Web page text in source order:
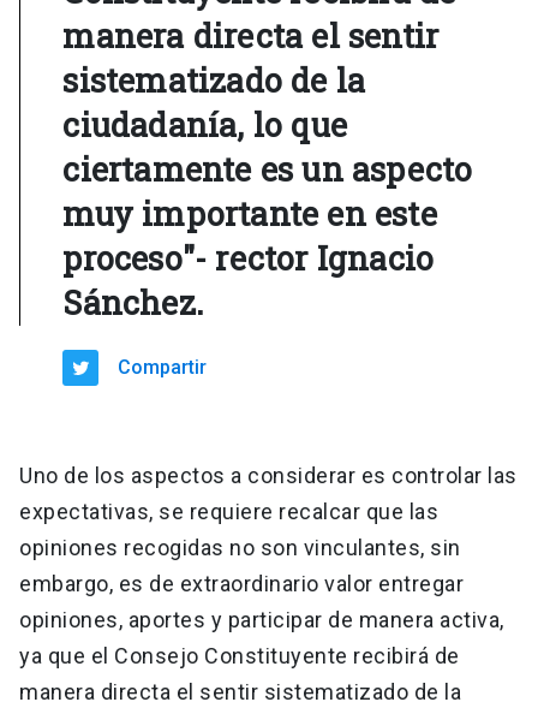
manera directa el sentir
sistematizado de la
ciudadanía, lo que
ciertamente es un aspecto
muy importante en este
proceso"- rector Ignacio
Sánchez.
Compartir
Uno de los aspectos a considerar es controlar las
expectativas, se requiere recalcar que las
opiniones recogidas no son vinculantes, sin
embargo, es de extraordinario valor entregar
opiniones, aportes y participar de manera activa,
ya que el Consejo Constituyente recibirá de
manera directa el sentir sistematizado de la